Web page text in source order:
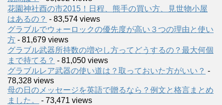
花園神社酉の市2015！日程、熊手の買い方、見世物小屋
はあるの？ - 83,574 views
グラブルでウォーロックの優先度が高い３つの理由と使い
方 - 81,679 views
グラブル武器所持数の増やし方ってどうするの？最大何個
まで持てる？ - 81,050 views
グラブルレア武器の使い道は？取っておいた方がいい？ -
78,328 views
母の日のメッセージを英語で贈るなら？例文と格言まとめ
ました。
- 73,471 views